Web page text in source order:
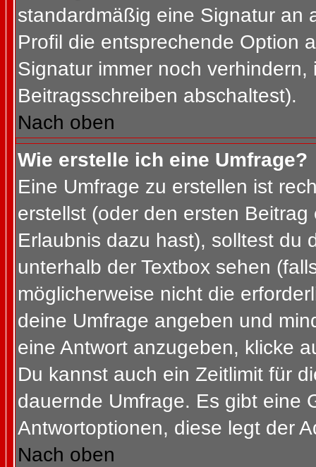
standardmäßig eine Signatur an
Profil die entsprechende Option
Signatur immer noch
Beitragsschreiben abschaltest).
Nach oben
Wie erstelle ich eine Umfrage?
Eine Umfrage zu erstellen ist
erstellst (oder den ersten
Erlaubnis dazu hast), solltest du
unterhalb der Textbox sehen
möglicherweise nicht die
deine Umfrage angeben und
eine Antwort anzugeben, klicke
Du kannst auch ein Zeitlimit für
dauernde Umfrage. Es gibt eine
Antwortoptionen, diese legt der
Nach oben